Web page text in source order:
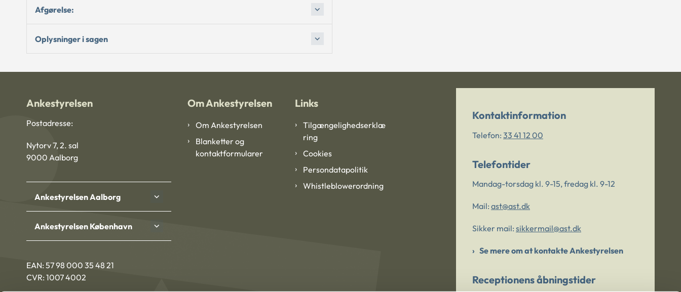
Afgørelse:
Oplysninger i sagen
Ankestyrelsen
Postadresse:
Nytorv 7, 2. sal
9000 Aalborg
Ankestyrelsen Aalborg
Ankestyrelsen København
EAN: 57 98 000 35 48 21
CVR: 1007 4002
Om Ankestyrelsen
Om Ankestyrelsen
Blanketter og
kontaktformularer
Links
Tilgængelighedserklæ
ring
Cookies
Persondatapolitik
Whistleblowerordning
Kontaktinformation
Telefon: 33 41 12 00
Telefontider
Mandag-torsdag kl. 9-15, fredag kl. 9-12
Mail: ast@ast.dk
Sikker mail: sikkermail@ast.dk
Se mere om at kontakte Ankestyrelsen
Receptionens åbningstider